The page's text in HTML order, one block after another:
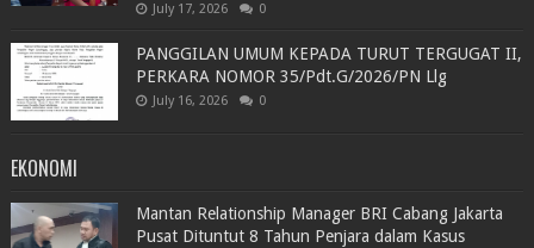
July 17, 2026 0
PANGGILAN UMUM KEPADA TURUT TERGUGAT II,
PERKARA NOMOR 35/Pdt.G/2026/PN Llg
July 16, 2026 0
EKONOMI
Mantan Relationship Manager BRI Cabang Jakarta
Pusat Dituntut 8 Tahun Penjara dalam Kasus